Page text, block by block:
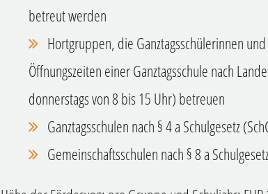
betreut werden
Hortgruppen, die Ganztagsschülerinnen
Öffnungszeiten einer Ganztagsschule nach
donnerstags von 8 bis 15 Uhr) betreuen
Ganztagsschulen nach § 4 a Schulgesetz (
Gemeinschaftsschulen nach § 8 a